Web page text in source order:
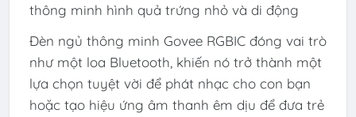
thông minh hình quả trứng nhỏ và di động
Đèn ngủ thông minh Govee RGBIC đóng vai trò
như một loa Bluetooth, khiến nó trở thành một
lựa chọn tuyệt vời để phát nhạc cho con bạn
hoặc tạo hiệu ứng âm thanh êm dịu để đưa trẻ